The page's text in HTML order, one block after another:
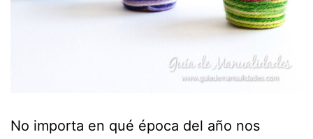
No importa en qué época del año nos